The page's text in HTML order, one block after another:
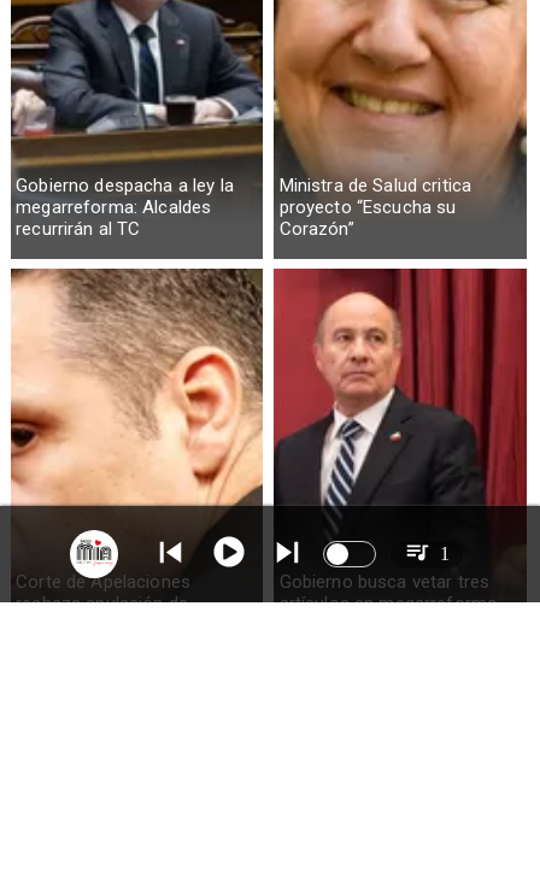
Gobierno despacha a ley la
megarreforma: Alcaldes
recurrirán al TC
Ministra de Salud critica
proyecto “Escucha su
Corazón”
Corte de Apelaciones
rechaza anulación de
Gobierno busca vetar tres
artículos en megarreforma
1